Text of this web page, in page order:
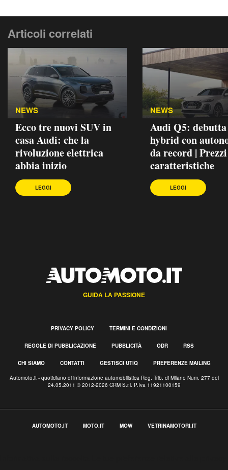
Articoli correlati
NEWS
Ecco tre nuovi SUV in
casa Audi: che la
rivoluzione elettrica
abbia inizio
LEGGI
NEWS
Audi Q5:
hybrid con
da record |
caratteristiche
LEGGI
GUIDA LA PASSIONE
PRIVACY POLICY TERMINI E CONDIZIONI
REGOLE DI PUBBLICAZIONE PUBBLICITÀ ODR RSS
CHI SIAMO CONTATTI GESTISCI UTIQ PREFERENZE MAILING
Automoto.it - quotidiano di informazione automobilistica Reg. Trib. di Milano Num. 277 del
24.05.2011 © 2012-2026 CRM S.r.l. P.Iva 11921100159
AUTOMOTO.IT MOTO.IT MOW VETRINAMOTORI.IT